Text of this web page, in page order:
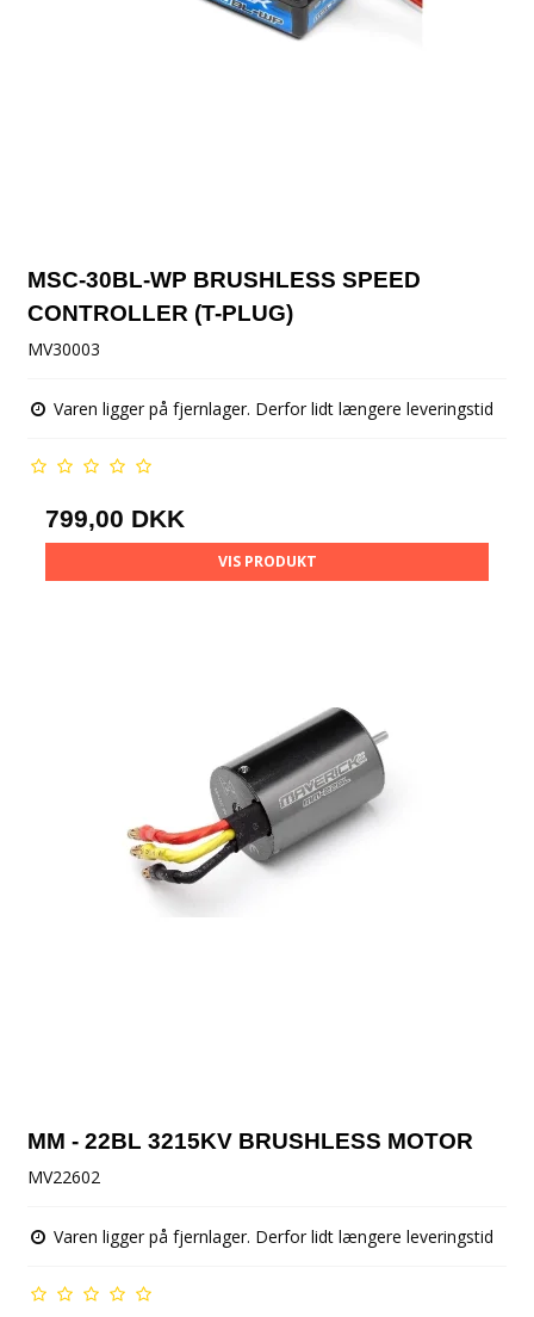
MSC-30BL-WP BRUSHLESS SPEED
CONTROLLER (T-PLUG)
MV30003
Varen ligger på fjernlager. Derfor lidt længere leveringstid
799,00 DKK
VIS PRODUKT
MM - 22BL 3215KV BRUSHLESS MOTOR
MV22602
Varen ligger på fjernlager. Derfor lidt længere leveringstid